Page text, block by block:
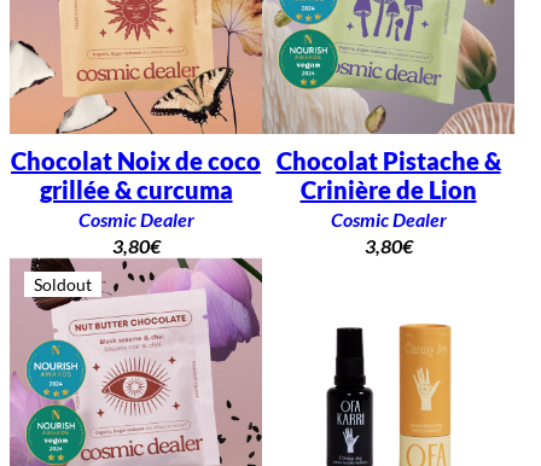
Chocolat Noix de coco
grillée & curcuma
Cosmic Dealer
3,80€
Chocolat Pistache &
Crinière de Lion
Cosmic Dealer
3,80€
Soldout